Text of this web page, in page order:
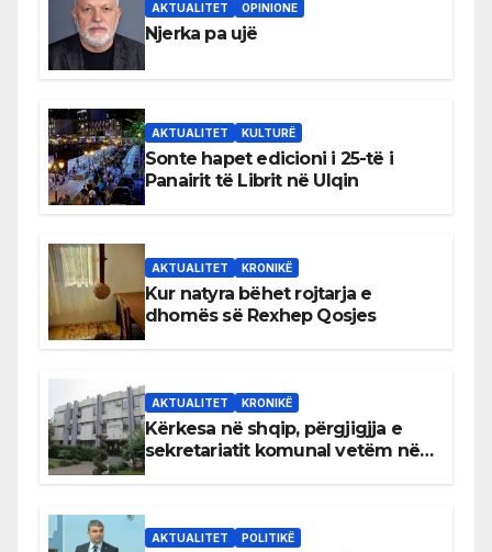
AKTUALITET OPINIONE
Njerka pa ujë
AKTUALITET KULTURË
Sonte hapet edicioni i 25-të i
Panairit të Librit në Ulqin
AKTUALITET KRONIKË
Kur natyra bëhet rojtarja e
dhomës së Rexhep Qosjes
AKTUALITET KRONIKË
Kërkesa në shqip, përgjigjja e
sekretariatit komunal vetëm në
AKTUALITET POLITIKË